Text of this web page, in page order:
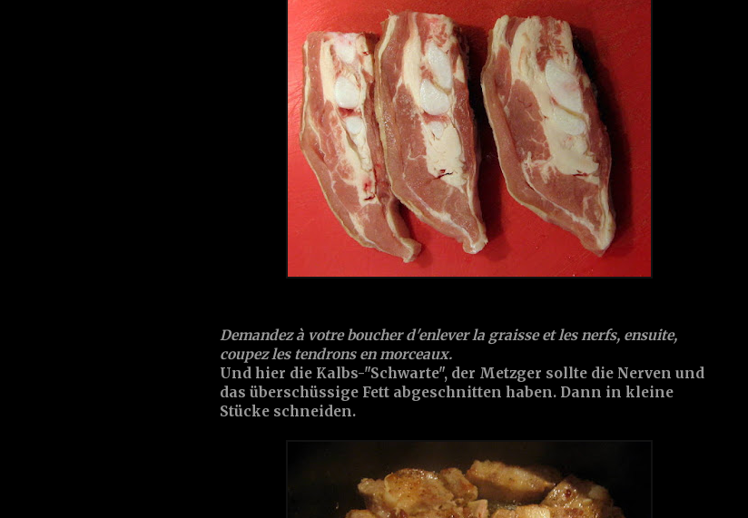
Demandez à votre boucher d'enlever la graisse et les nerfs, ensuite,
coupez les tendronsen morceaux.
Und hier die Kalbs-"Schwarte", der Metzger sollte die Nerven und
das überschüssige Fett abgeschnitten haben. Dann in kleine
Stücke schneiden.